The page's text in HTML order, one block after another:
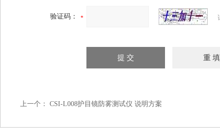
验证码：
上一个： CSI-L008护目镜防雾测试仪 说明方案